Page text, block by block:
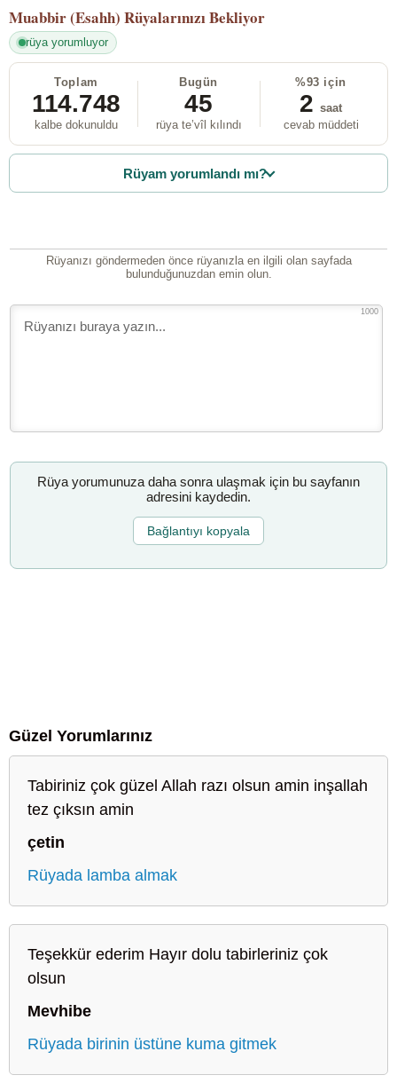
Muabbir (Esahh) Rüyalarınızı Bekliyor
rüya yorumluyor
Toplam
114.748
kalbe dokunuldu
Bugün
45
rüya te’vîl kılındı
%93 için
2 saat
cevab müddeti
Rüyam yorumlandı mı?
Rüyanızı göndermeden önce rüyanızla en ilgili olan sayfada
bulunduğunuzdan emin olun.
1000
Rüya yorumunuza daha sonra ulaşmak için bu sayfanın
adresini kaydedin.
Bağlantıyı kopyala
Güzel Yorumlarınız
Tabiriniz çok güzel Allah razı olsun amin inşallah
tez çıksın amin
çetin
Rüyada lamba almak
Teşekkür ederim Hayır dolu tabirleriniz çok
olsun
Mevhibe
Rüyada birinin üstüne kuma gitmek